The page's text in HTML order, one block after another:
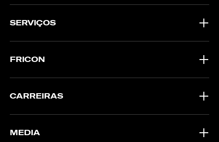
SERVIÇOS
FRICON
CARREIRAS
MEDIA